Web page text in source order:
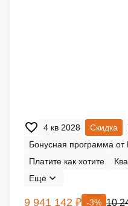
4 кв 2028 Скидка
Бонусная программа
Платите как хотите
Ещё
9 941 142 ₽ -3% 10